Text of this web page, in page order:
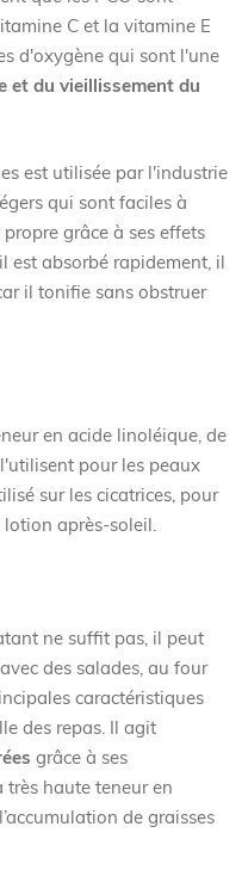
C et la vitamine E
d'oxygène qui sont l'une
et du vieillissement du
est utilisée par l'industrie
qui sont faciles à
grâce à ses effets
est absorbé rapidement, il
il tonifie sans obstruer
en acide linoléique, de
pour les peaux
sur les cicatrices, pour
lotion après-soleil.
ne suffit pas, il peut
des salades, au four
caractéristiques
des repas. Il agit
grâce à ses
haute teneur en
de graisses